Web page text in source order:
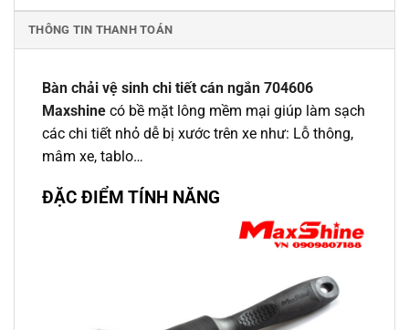
THÔNG TIN THANH TOÁN
Bàn chải vệ sinh chi tiết cán ngắn 704606
Maxshine có bề mặt lông mềm mại giúp làm sạch
các chi tiết nhỏ dễ bị xước trên xe như: Lỗ thông,
mâm xe, tablo…
ĐẶC ĐIỂM TÍNH NĂNG